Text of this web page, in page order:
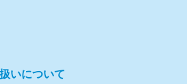
いについて